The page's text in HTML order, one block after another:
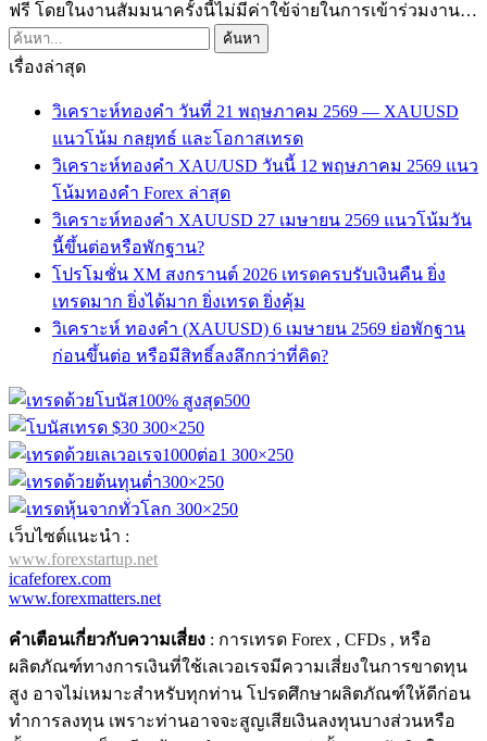
ฟรี โดยในงานสัมมนาครั้งนี้ไม่มีค่าใข้จ่ายในการเข้าร่วมงาน…
เรื่องล่าสุด
วิเคราะห์ทองคำ วันที่ 21 พฤษภาคม 2569 — XAUUSD
แนวโน้ม กลยุทธ์ และโอกาสเทรด
วิเคราะห์ทองคำ XAU/USD วันนี้ 12 พฤษภาคม 2569 แนว
โน้มทองคำ Forex ล่าสุด
วิเคราะห์ทองคำ XAUUSD 27 เมษายน 2569 แนวโน้มวัน
นี้ขึ้นต่อหรือพักฐาน?
โปรโมชั่น XM สงกรานต์ 2026 เทรดครบรับเงินคืน ยิ่ง
เทรดมาก ยิ่งได้มาก ยิ่งเทรด ยิ่งคุ้ม
วิเคราะห์ ทองคำ (XAUUSD) 6 เมษายน 2569 ย่อพักฐาน
ก่อนขึ้นต่อ หรือมีสิทธิ์ลงลึกกว่าที่คิด?
เว็บไซต์แนะนำ :
www.forexstartup.net
icafeforex.com
www.forexmatters.net
คำเตือนเกี่ยวกับความเสี่ยง : การเทรด Forex , CFDs , หรือ
ผลิตภัณฑ์ทางการเงินที่ใช้เลเวอเรจมีความเสี่ยงในการขาดทุน
สูง อาจไม่เหมาะสำหรับทุกท่าน โปรดศึกษาผลิตภัณฑ์ให้ดีก่อน
ทำการลงทุน เพราะท่านอาจจะสูญเสียเงินลงทุนบางส่วนหรือ